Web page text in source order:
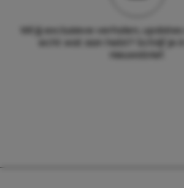
Wil jij exclusieve verhalen,
echt wat aan hebt? Schrijf je
nieuwsbrief.